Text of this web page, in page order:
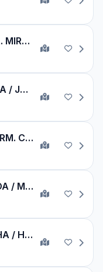
TERM. PIRITUBA / VL. MIRANTE
TERM. CACHOEIRINHA / JD. CAROMBÉ
TERM. PIRITUBA / TERM. CASA VERDE
METRÔ BARRA FUNDA / MORRO GRANDE
TERM. CACHOEIRINHA / HOSPITAL BRASILÂNDIA